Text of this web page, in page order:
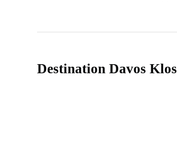
Destination Davos